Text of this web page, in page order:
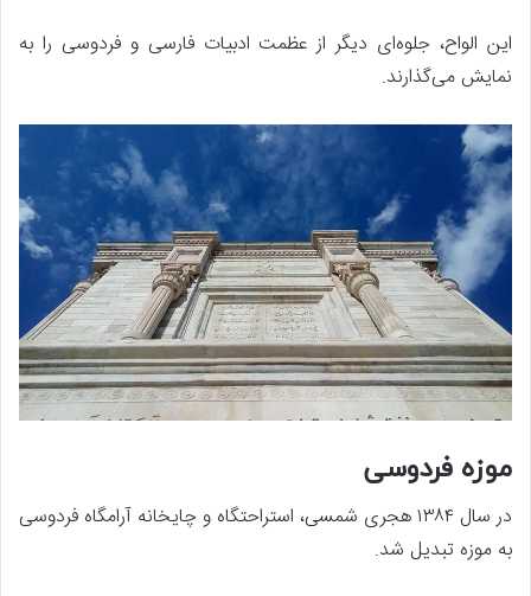
این الواح، جلوه‌ای دیگر از عظمت ادبیات فارسی و فردوسی را به
نمایش می‌گذارند.
موزه فردوسی
در سال ۱۳۸۴ هجری شمسی، استراحتگاه و چایخانه آرامگاه فردوسی
به موزه تبدیل شد.